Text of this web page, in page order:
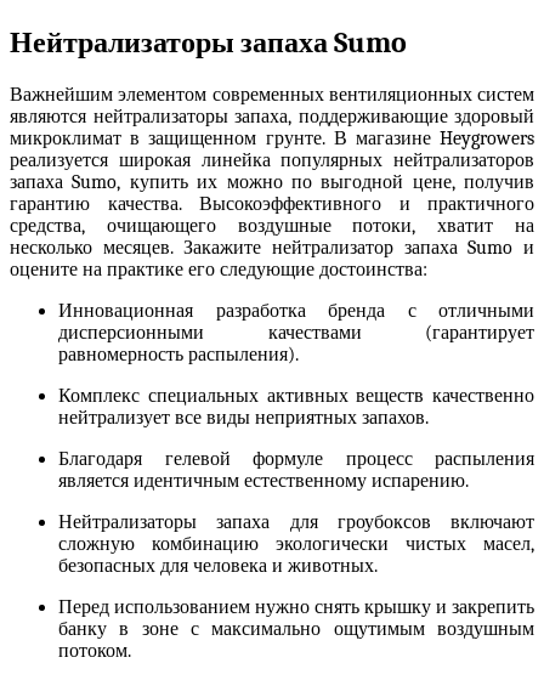
Нейтрализаторы запаха Sumo
Важнейшим элементом современных вентиляционных систем
являются нейтрализаторы запаха, поддерживающие здоровый
микроклимат в защищенном грунте. В магазине Heygrowers
реализуется широкая линейка популярных нейтрализаторов
запаха Sumo, купитьих можно по выгодной цене, получив
гарантию качества. Высокоэффективного и практичного
средства, очищающего воздушные потоки, хватит на
несколько месяцев. Закажите нейтрализатор запаха Sumo и
оцените на практике его следующие достоинства:
Инновационная разработка бренда с отличными
дисперсионными качествами (гарантирует
равномерность распыления).
Комплекс специальных активных веществ качественно
нейтрализует все виды неприятных запахов.
Благодаря гелевой формуле процесс распыления
является идентичным естественному испарению.
Нейтрализаторы запаха для гроубоксов включают
сложную комбинацию экологически чистых масел,
безопасных для человека и животных.
Перед использованием нужно снять крышку и закрепить
банку в зоне с максимально ощутимым воздушным
потоком.